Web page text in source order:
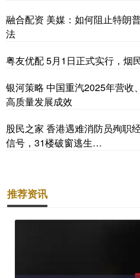
融合配资 美媒：如何阻止特朗
法
粤友优配 5月1日正式实行，烟
银河策略 中国重汽2025年营收
高质量发展成效
股民之家 香港遇难消防员殉职
信号，31楼破窗逃生…
推荐资讯